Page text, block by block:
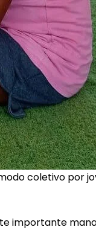
coletivo por
importante